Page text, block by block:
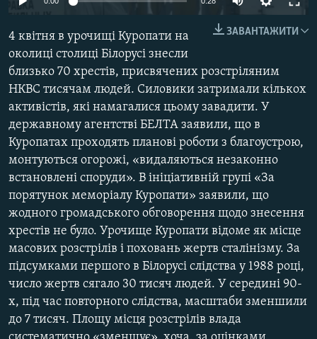
ФОТО
СПЕЦПРОЄКТИ
ПОДКАСТИ
КРИМ РЕАЛІЇ
РУС
УКР
КТАТ
ДОЛУЧАЙСЯ!
Усі сайти RFE/RL
ЗАВАНТАЖИТИ
4 квітня в урочищі Куропати на
околиці столиці Білорусі знесли
близько 70 хрестів, присвячених розстріляним
НКВС тисячам людей. Силовики затримали кількох
активістів, які намагалися цьому завадити. У
державному агентстві БЕЛТА заявили, що в
Куропатах проходять планові роботи з благоустрою,
монтуються огорожі, «видаляються незаконно
встановлені споруди». В ініціативній групі «За
порятунок меморіалу Куропати» заявили, що
жодного громадського обговорення щодо знесення
хрестів не було. Урочище Куропати відоме як місце
масових розстрілів і поховань жертв сталінізму. За
підсумками першого в Білорусі слідства у 1988 році,
число жертв сягало 30 тисяч людей. У середині 90-
х, під час повторного слідства, масштаби зменшили
до 7 тисяч. Площу місця розстрілів влада